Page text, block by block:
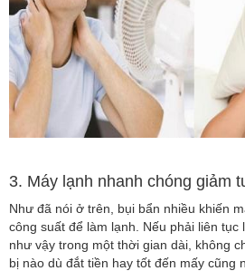
3. Máy lạnh nhanh chóng giảm
Như đã nói ở trên, bụi bẩn nhiều khiến
công suất để làm lạnh. Nếu phải liên tục
như vậy trong một thời gian dài, không
bị nào dù đắt tiền hay tốt đến mấy cũng